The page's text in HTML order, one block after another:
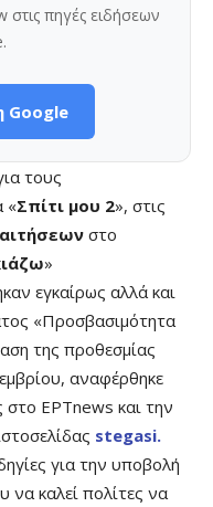
πηγές ειδήσεων
Google
τους
«Σπίτι μου 2», στις
στο
»
εγκαίρως αλλά και
«Προσβασιμότητα
της προθεσμίας
αναφέρθηκε
στο ΕΡΤnews και την
stegasi.
για την υποβολή
να καλεί πολίτες να